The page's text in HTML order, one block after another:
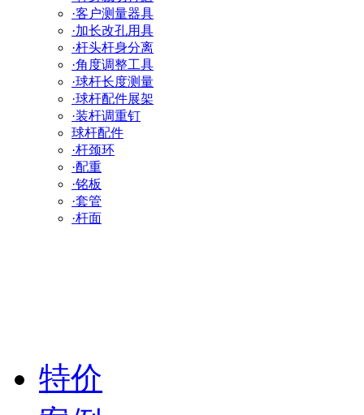
·客户测量器具
·加长改孔用具
·杆头杆身分离
·角度调整工具
·球杆长度测量
·球杆配件展架
·装杆调重钉
球杆配件
·杆颈环
·配重
·铭板
·套管
·杆面
特价